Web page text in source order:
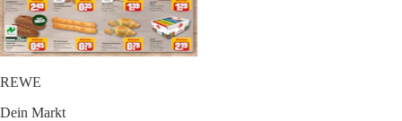
REWE
Dein Markt